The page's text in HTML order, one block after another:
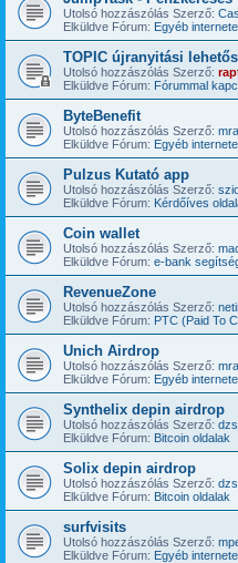
Utolsó hozzászólás Szerző:
Elküldve Fórum: Egyéb
TOPIC újranyitási
Utolsó hozzászólás Szerző:
Elküldve Fórum: Fórummal
ByteBenefit
Utolsó hozzászólás Szerző:
Elküldve Fórum: Egyéb
Pulzus Kutató app
Utolsó hozzászólás Szerző:
Elküldve Fórum: Kérdőíves
Coin wallet
Utolsó hozzászólás Szerző:
Elküldve Fórum: e-bank
RevenueZone
Utolsó hozzászólás Szerző:
Elküldve Fórum: PTC (Paid To
Unich Airdrop
Utolsó hozzászólás Szerző:
Elküldve Fórum: Egyéb
Synthelix depin airdrop
Utolsó hozzászólás Szerző:
Elküldve Fórum: Bitcoin oldalak
Solix depin airdrop
Utolsó hozzászólás Szerző:
Elküldve Fórum: Bitcoin oldalak
surfvisits
Utolsó hozzászólás Szerző:
Elküldve Fórum: Egyéb